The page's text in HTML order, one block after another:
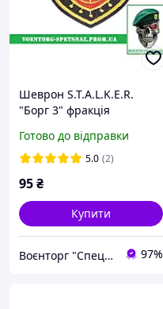
Шеврон S.T.A.L.K.E.R.
"Борг 3" фракція
Зробимо будь-який патч!
Готово до відправки
5.0 (2)
95₴
Купити
Воєнторг "Спецназ" - найкращий український військовий магазин — виробник! 97%